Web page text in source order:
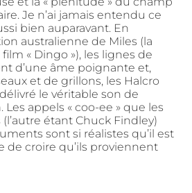
Je n’ai jamais entendu ce
bien auparavant. En
australienne de Miles (la
« Dingo »), les lignes de
d’une âme poignante et,
et de grillons, les Halcro
le véritable son de
Les appels « coo-ee » que les
étant Chuck Findley)
sont si réalistes qu’il est
de croire qu’ils proviennent